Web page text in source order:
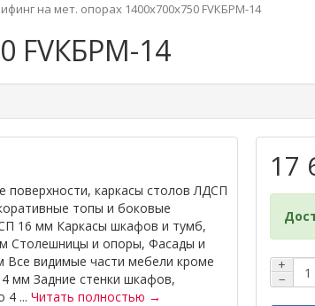
на мет. опорах 1400х700х750 FVКБРМ-14
FVКБРМ-14
каркасы столов ЛДСП
топы и боковые
16 мм Каркасы шкафов и тумб,
Столешницы и опоры, Фасады и
Все видимые части мебели кроме
мм Задние стенки шкафов,
4 ... Читать полностью →
17
+
−